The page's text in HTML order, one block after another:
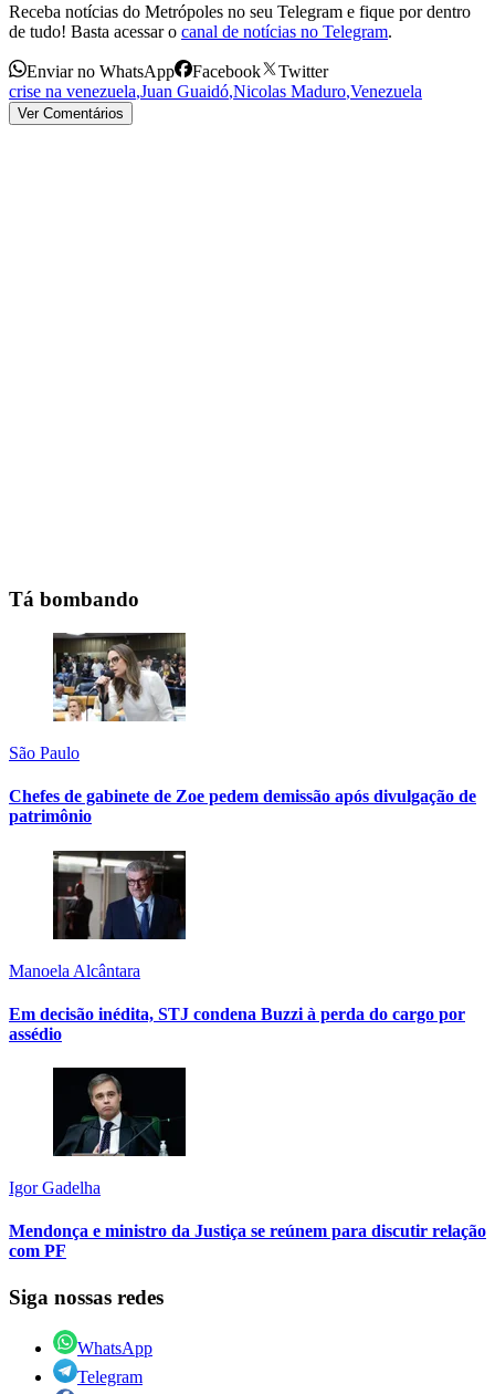
Receba notícias do Metrópoles no seu Telegram e fique por dentro
de tudo! Basta acessar o canal de notícias no Telegram.
Enviar no WhatsApp Facebook
Twitter
crise na venezuela,Juan Guaidó,Nicolas Maduro,Venezuela
Ver Comentários
Tá bombando
São Paulo
Chefes de gabinete de Zoe pedem demissão após divulgação de
patrimônio
Manoela Alcântara
Em decisão inédita, STJ condena Buzzi à perda do cargo por
assédio
Igor Gadelha
Mendonça e ministro da Justiça se reúnem para discutir relação
com PF
Siga nossas redes
WhatsApp
Telegram